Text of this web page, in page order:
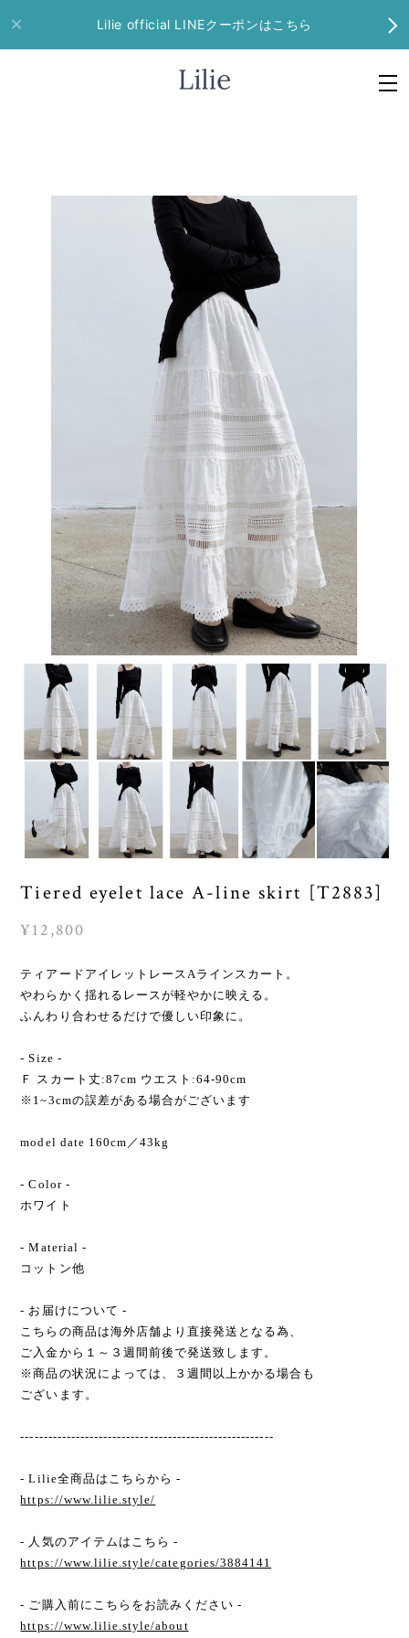
Lilie official LINEクーポンはこちら
Tiered eyelet lace A-line skirt [T2883]
¥12,800
ティアードアイレットレースAラインスカート。
やわらかく揺れるレースが軽やかに映える。
ふんわり合わせるだけで優しい印象に。
- Size -
Ｆ スカート丈:87cm ウエスト:64-90cm
※1~3cmの誤差がある場合がございます
model date 160cm／43kg
- Color -
ホワイト
- Material -
コットン他
- お届けについて -
こちらの商品は海外店舗より直接発送となる為、
ご入金から１～３週間前後で発送致します。
※商品の状況によっては、３週間以上かかる場合も
ございます。
-------------------------------------------------------
- Lilie全商品はこちらから -
https://www.lilie.style/
- 人気のアイテムはこちら -
https://www.lilie.style/categories/3884141
- ご購入前にこちらをお読みください -
https://www.lilie.style/about